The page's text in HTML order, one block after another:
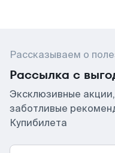
Рассказываем о
Рассылка с
Эксклюзивные
заботливые
Купибилета